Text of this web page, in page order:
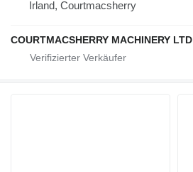
Irland, Courtmacsherry
COURTMACSHERRY MACHINERY LTD